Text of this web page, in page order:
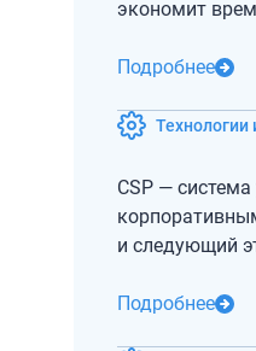
экономит
Подробнее
CSP —
и следующий
Подробнее